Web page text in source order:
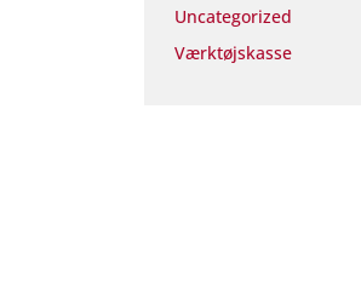
Uncategorized
Værktøjskasse